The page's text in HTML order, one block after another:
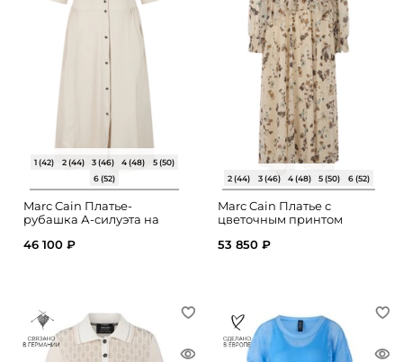
1 (42) 2 (44) 3 (46) 4 (48)
5 (50)
6 (52)
Marc Cain Платье-
рубашка А-силуэта на
46 100 ₽
2 (44) 3 (46) 4 (48) 5 (50) 6 (52)
Marc Cain Платье с
цветочным принтом
53 850 ₽